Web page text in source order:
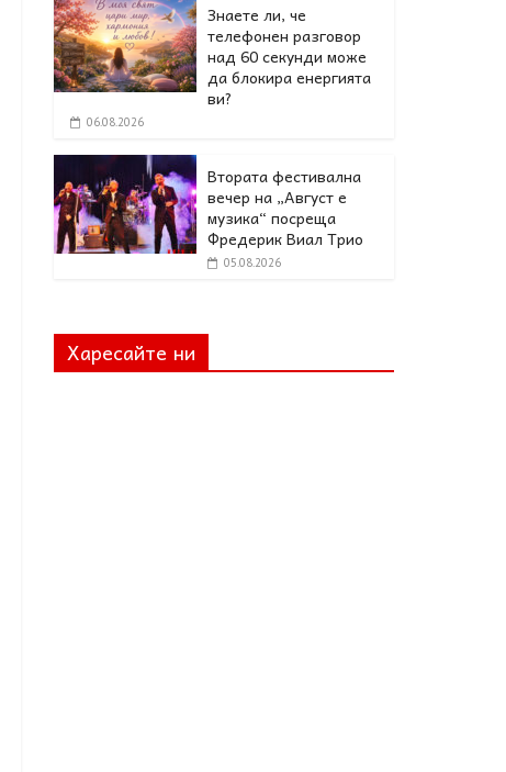
Знаете ли, че
телефонен разговор
над 60 секунди може
да блокира енергията
ви?
06.08.2026
Втората фестивална
вечер на „Август е
музика“ посреща
Фредерик Виал Трио
05.08.2026
Харесайте ни